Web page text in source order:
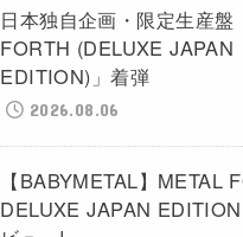
日本独自企画・限定生産盤
FORTH (DELUXE JAPAN
EDITION)」着弾
2026.08.06
【BABYMETAL】METAL
DELUXE JAPAN